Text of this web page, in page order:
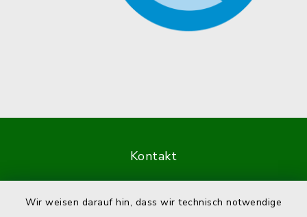
Wir weisen darauf hin, dass wir technisch notwendige
Kontakt